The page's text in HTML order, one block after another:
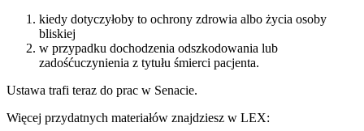
kiedy dotyczyłoby to ochrony zdrowia albo życia osoby
bliskiej
w przypadku dochodzenia odszkodowania lub
zadośćuczynienia z tytułu śmierci pacjenta.
Ustawa trafi teraz do prac w Senacie.
Więcej przydatnych materiałów znajdziesz w LEX: